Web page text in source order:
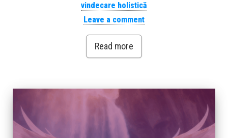
vindecare holistică
Leave a comment
Read more